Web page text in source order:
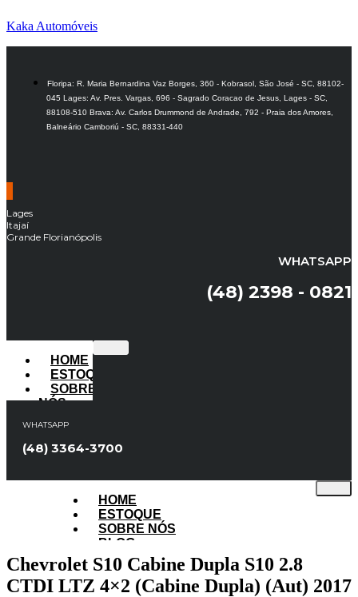
Kaka Automóveis
Floripa: R. Maria Bernardina Vaz Borges, 360 - Kobrasol, São José - SC, 88102-
045 Lages: Av. Pres. Vargas, 696 - Sagrado Coracao de Jesus, Lages - SC,
88108-510 Brava: Av. Carlos Drummond de Andrade, 792 - Praia dos Amores,
Balneário Camboriú - SC, 88331-440
Lages
Itajaí
Grande Florianópolis
WHATSAPP
(48) 2398 - 0821
HOME
ESTOQUE
SOBRE
NÓS
FALE
CONOSCO
WHATSAPP
(48) 3364-3700
HOME
ESTOQUE
SOBRE NÓS
BLOG
FALE CONOSCO
Chevrolet S10 Cabine Dupla S10 2.8
CTDI LTZ 4×2 (Cabine Dupla) (Aut) 2017